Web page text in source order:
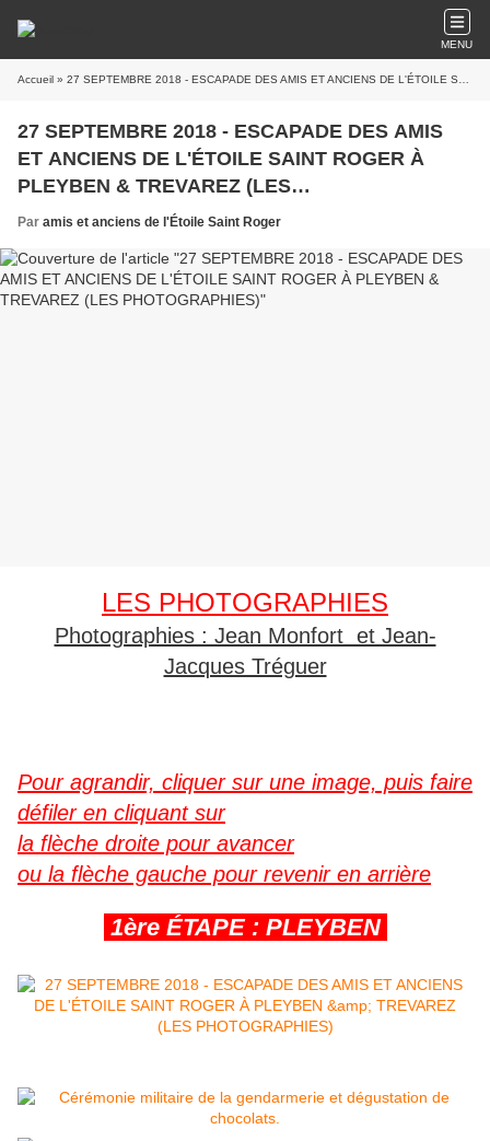
MENU
Accueil » 27 SEPTEMBRE 2018 - ESCAPADE DES AMIS ET ANCIENS DE L'ÉTOILE SAINT ROGER À PLEYBEN & TREVAREZ (LES PHOTOGRAPHIES)
27 SEPTEMBRE 2018 - ESCAPADE DES AMIS
ET ANCIENS DE L'ÉTOILE SAINT ROGER À
PLEYBEN & TREVAREZ (LES
PHOTOGRAPHIES)
Par amis et anciens de l'Étoile Saint Roger
LES PHOTOGRAPHIES
Photographies : Jean Monfort et Jean-
Jacques Tréguer
Pour agrandir, cliquer sur une image, puis faire
défiler en cliquant sur
la flèche droite pour avancer
ou la flèche gauche pour revenir en arrière
1ère ÉTAPE : PLEYBEN